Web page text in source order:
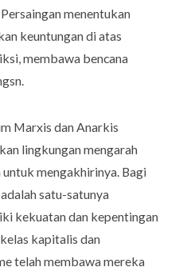
menentukan
keuntungan di atas
membawa bencana
Marxis dan Anarkis
lingkungan mengarah
mengakhirinya. Bagi
satu-satunya
kekuatan dan kepentingan
kapitalis dan
telah membawa mereka